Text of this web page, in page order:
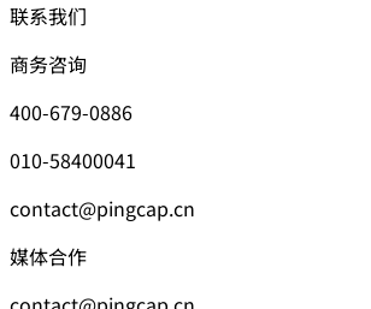
联系我们
商务咨询
400-679-0886
010-58400041
contact@pingcap.cn
媒体合作